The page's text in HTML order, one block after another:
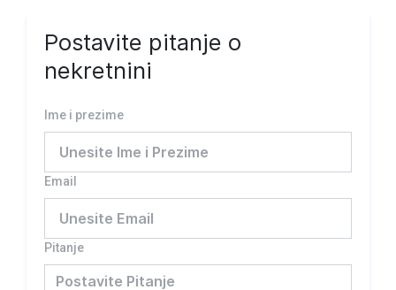
Postavite pitanje o
nekretnini
Ime i prezime
Email
Pitanje